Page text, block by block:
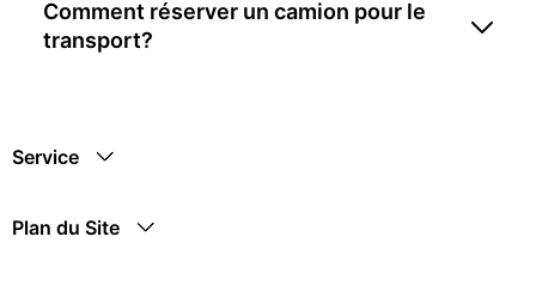
Comment réserver un camion pour le
transport?
Service
Plan du Site